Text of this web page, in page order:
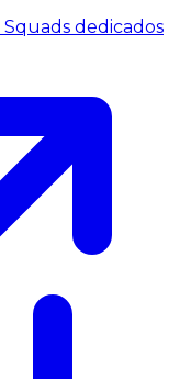
Squads dedicados